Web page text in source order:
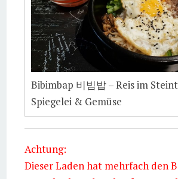
Bibimbap 비빔밥 – Reis im
Spiegelei & Gemüse
Achtung:
Dieser Laden hat mehrfach den